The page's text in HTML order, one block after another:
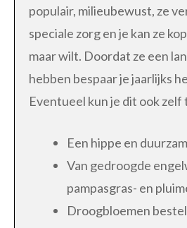
populair, milieubewust, ze
speciale zorg en je kan ze
maar wilt. Doordat ze een
hebben bespaar je jaarlijks
Eventueel kun je dit ook zelf
Een hippe en
Van gedroogde
pampasgras- en
Droogbloemen